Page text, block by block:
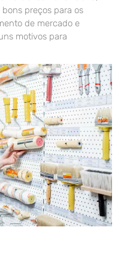
preços para os
de mercado e
motivos para